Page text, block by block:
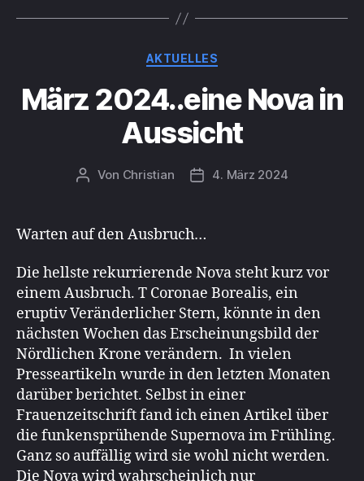
Kategorien
AKTUELLES
März 2024..eine Nova in
Aussicht
Beitragsautor
Von Christian Beitragsdatum
4. März 2024
Warten auf den Ausbruch…
Die hellste rekurrierende Nova steht kurz vor
einem Ausbruch. T Coronae Borealis, ein
eruptiv Veränderlicher Stern, könnte in den
nächsten Wochen das Erscheinungsbild der
Nördlichen Krone verändern. In vielen
Presseartikeln wurde in den letzten Monaten
darüber berichtet. Selbst in einer
Frauenzeitschrift fand ich einen Artikel über
die funkensprühende Supernova im Frühling.
Ganz so auffällig wird sie wohl nicht werden.
Die Nova wird wahrscheinlich nur